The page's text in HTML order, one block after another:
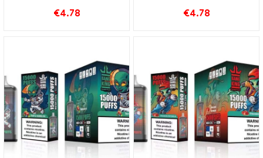
electrónico desechable
€4.78
disponible de los soplos
€4.78